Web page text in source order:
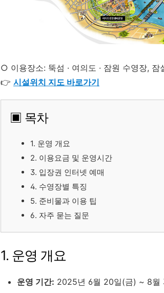
○ 이용장소: 뚝섬 · 여의도 · 잠원 수영장, 잠
👉 시설위치 지도 바로가기
▣ 목차
1. 운영 개요
2. 이용요금 및 운영시간
3. 입장권 인터넷 예매
4. 수영장별 특징
5. 준비물과 이용 팁
6. 자주 묻는 질문
1. 운영 개요
운영 기간: 2025년 6월 20일(금) ~ 8월